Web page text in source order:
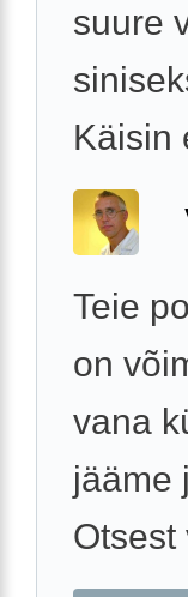
suure
Käisin
Teie
on
vana
jääme
Otsest